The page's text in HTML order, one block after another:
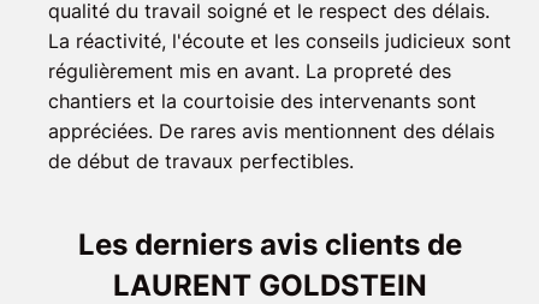
qualité du travail soigné et le respect des délais.
La réactivité, l'écoute et les conseils judicieux sont
régulièrement mis en avant. La propreté des
chantiers et la courtoisie des intervenants sont
appréciées. De rares avis mentionnent des délais
de début de travaux perfectibles.
Les derniers avis clients de
LAURENT GOLDSTEIN